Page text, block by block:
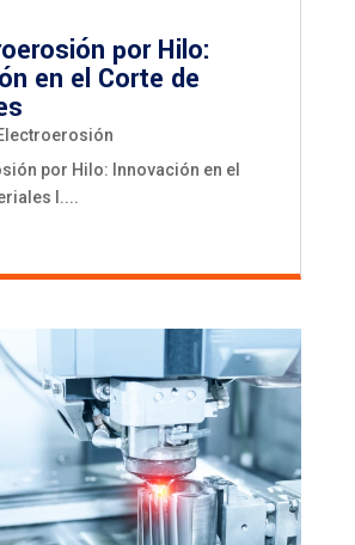
por Hilo:
en el Corte de
por Hilo: Innovación en el
I....